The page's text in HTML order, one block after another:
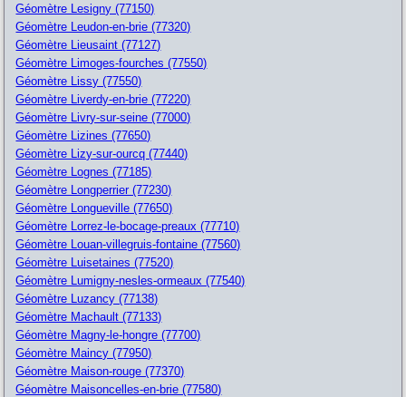
Géomètre Lesigny (77150)
Géomètre Leudon-en-brie (77320)
Géomètre Lieusaint (77127)
Géomètre Limoges-fourches (77550)
Géomètre Lissy (77550)
Géomètre Liverdy-en-brie (77220)
Géomètre Livry-sur-seine (77000)
Géomètre Lizines (77650)
Géomètre Lizy-sur-ourcq (77440)
Géomètre Lognes (77185)
Géomètre Longperrier (77230)
Géomètre Longueville (77650)
Géomètre Lorrez-le-bocage-preaux (77710)
Géomètre Louan-villegruis-fontaine (77560)
Géomètre Luisetaines (77520)
Géomètre Lumigny-nesles-ormeaux (77540)
Géomètre Luzancy (77138)
Géomètre Machault (77133)
Géomètre Magny-le-hongre (77700)
Géomètre Maincy (77950)
Géomètre Maison-rouge (77370)
Géomètre Maisoncelles-en-brie (77580)